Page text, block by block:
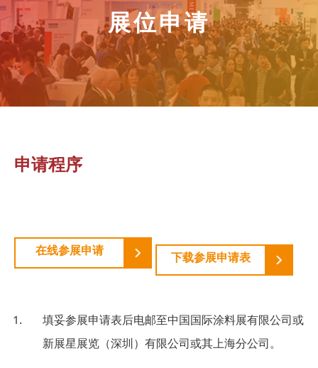
展位申请
申请程序
在线参展申请 下载参展申请表
填妥参展申请表后电邮至中国国际涂料展有限公司或
新展星展览（深圳）有限公司或其上海分公司。